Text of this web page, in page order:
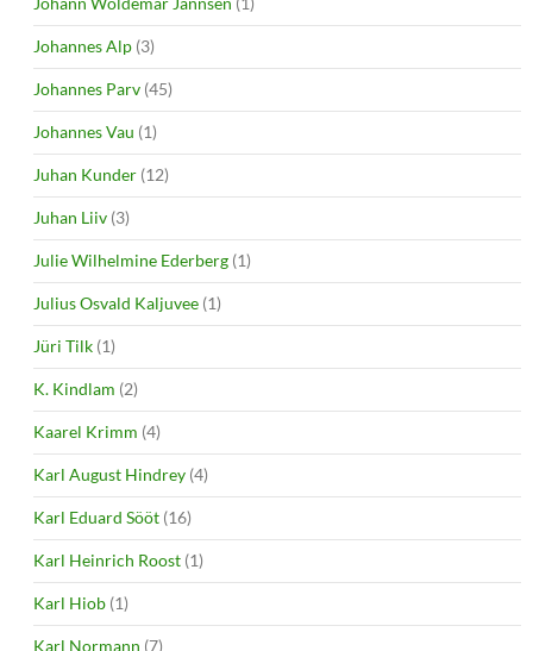
Johannes Alp (3)
Johannes Parv (45)
Johannes Vau (1)
Juhan Kunder (12)
Juhan Liiv (3)
Julie Wilhelmine Ederberg (1)
Julius Osvald Kaljuvee (1)
Jüri Tilk (1)
K. Kindlam (2)
Kaarel Krimm (4)
Karl August Hindrey (4)
Karl Eduard Sööt (16)
Karl Heinrich Roost (1)
Karl Hiob (1)
Karl Normann (7)